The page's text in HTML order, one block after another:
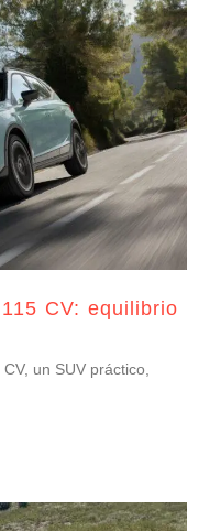
CV: equilibrio
un SUV práctico,